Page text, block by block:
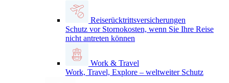
Reiserücktrittsversicherungen
Schutz vor Stornokosten, wenn Sie Ihre Reise
nicht antreten können
Work & Travel
Work, Travel, Explore – weltweiter Schutz